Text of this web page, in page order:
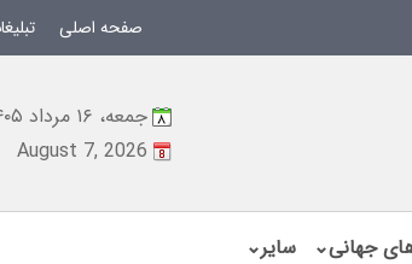
صفحه اصلی
جمعه، ۱۶ مرداد ۱۴۰۵
August 7, 2026
جهانی⌄ سایر⌄